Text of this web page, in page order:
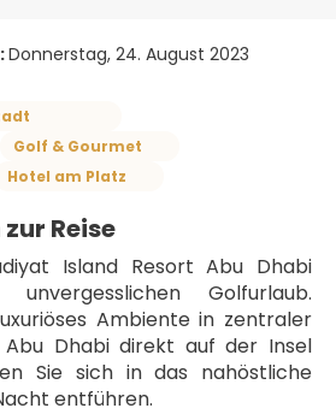
Donnerstag, 24. August 2023
Golf & Gourmet
Hotel am Platz
Reise
Island Resort Abu Dhabi
Golfurlaub.
Ambiente in zentraler
Dhabi direkt auf der Insel
Sie sich in das nahöstliche
entführen.